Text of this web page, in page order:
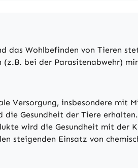
das Wohlbefinden von Tieren
(z.B. bei der Parasitenabwehr)
Versorgung, insbesondere mit
Gesundheit der Tiere
wird die Gesundheit mit der
steigenden Einsatz von